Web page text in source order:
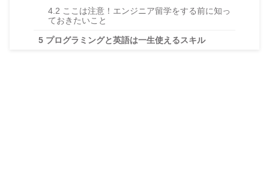
4.2 ここは注意！エンジニア留学をする前に知っ
ておきたいこと
5 プログラミングと英語は一生使えるスキル